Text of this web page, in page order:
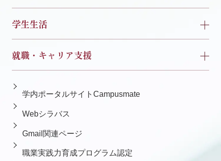
学生生活
就職・キャリア支援
学内ポータルサイトCampusmate
Webシラバス
Gmail関連ページ
職業実践力育成プログラム認定